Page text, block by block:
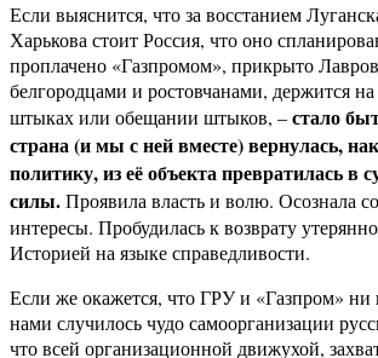
Если выяснится, что за восстанием
Харькова стоит Россия, что оно
проплачено «Газпромом», прикрыто
белгородцами и ростовчанами, держится
штыках или обещании штыков, –стало
страна (и мы с ней вместе) вернулась,
политику, из её объекта превратилась в
силы.Проявила власть и волю. Осознала
интересы. Пробудилась к возврату
Историей на языке справедливости.
Если же окажется, что ГРУ и «Газпром» ни
нами случилось чудо самоорганизации
что всей организационной движухой,